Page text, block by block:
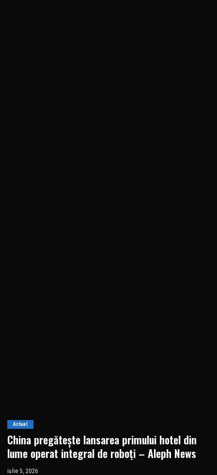
Actual
China pregătește lansarea primului hotel din
lume operat integral de roboți – Aleph News
iulie 5, 2026